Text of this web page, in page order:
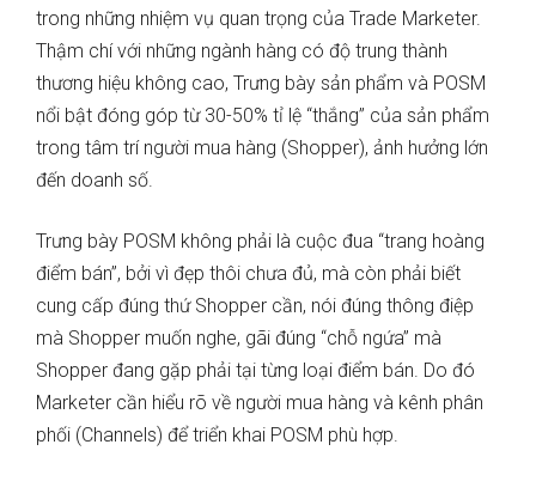
trong những nhiệm vụ quan trọng của Trade Marketer.
Thậm chívới những ngành hàng có độ trung thành
thương hiệu không cao, Trưng bày sản phẩm và POSM
nổi bật đóng góp từ 30-50% tỉ lệ “thắng” của sản phẩm
trong tâm trí người mua hàng (Shopper), ảnh hưởng lớn
đến doanh số.
Trưng bày POSM không phải là cuộc đua “trang hoàng
điểm bán”, bởi vì đẹp thôi chưa đủ, mà còn phải biết
cung cấp đúng thứ Shopper cần, nói đúng thông điệp
mà Shopper muốn nghe, gãi đúng “chỗ ngứa” mà
Shopper đang gặp phải tại từng loại điểm bán. Do đó
Marketer cần hiểu rõ về người mua hàng và kênh phân
phối (Channels) để triển khai POSM phù hợp.